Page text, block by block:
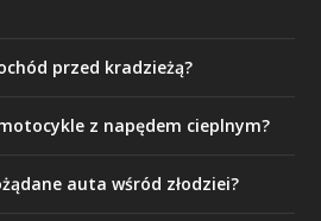
przed kradzieżą?
z napędem cieplnym?
auta wśród złodziei?